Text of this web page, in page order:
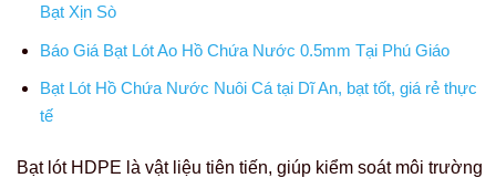
Bạt Xịn Sò
Báo Giá Bạt Lót Ao Hồ Chứa Nước 0.5mm Tại Phú Giáo
Bạt Lót Hồ Chứa Nước Nuôi Cá tại Dĩ An, bạt tốt, giá rẻ thực
tế
Bạt lót HDPE là vật liệu tiên tiến, giúp kiểm soát môi trường